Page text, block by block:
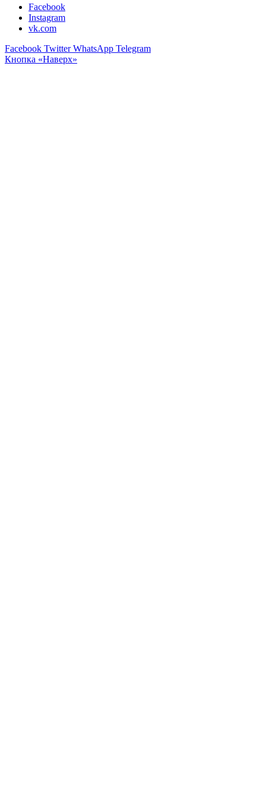
Facebook
Instagram
vk.com
Facebook Twitter WhatsApp Telegram
Кнопка «Наверх»